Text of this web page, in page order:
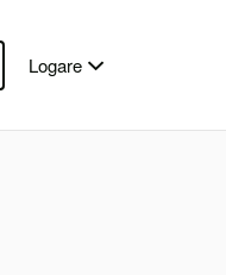
Logare